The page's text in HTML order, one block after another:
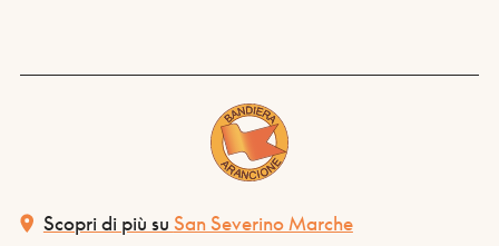
Scopri di più su San Severino Marche